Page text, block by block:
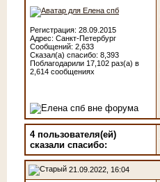
Регистрация: 28.09.2015
Адрес: Санкт-Петербург
Сообщений: 2,633
Сказал(а) спасибо: 8,393
Поблагодарили 17,102 раз(а) в
2,614 сообщениях
4 пользователя(ей)
сказали cпасибо:
21.09.2022, 16:04